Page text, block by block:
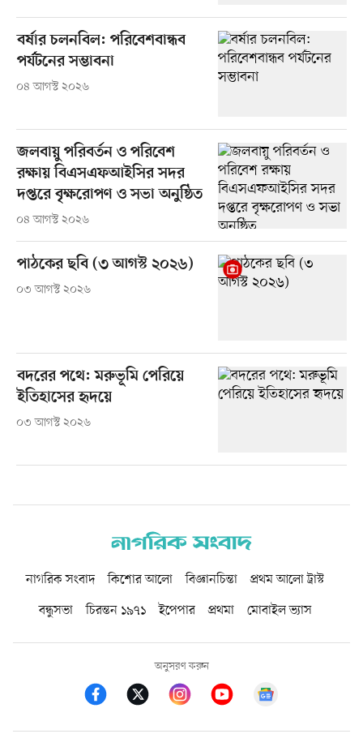
বর্ষার চলনবিল: পরিবেশবান্ধব
পর্যটনের সম্ভাবনা
০৪ আগস্ট ২০২৬
জলবায়ু পরিবর্তন ও পরিবেশ
রক্ষায় বিএসএফআইসির সদর
দপ্তরে বৃক্ষরোপণ ও সভা অনুষ্ঠিত
০৪ আগস্ট ২০২৬
পাঠকের ছবি (৩ আগস্ট ২০২৬)
০৩ আগস্ট ২০২৬
বদরের পথে: মরুভূমি পেরিয়ে
ইতিহাসের হৃদয়ে
০৩ আগস্ট ২০২৬
নাগরিক সংবাদ কিশোর আলো বিজ্ঞানচিন্তা
প্রথম আলো ট্রাস্ট
বন্ধুসভা
চিরন্তন ১৯৭১ ইপেপার প্রথমা মোবাইল ভ্যাস
অনুসরণ করুন